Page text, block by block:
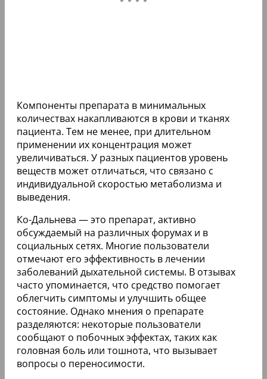
Компоненты препарата в минимальных
количествах накапливаются в крови и тканях
пациента. Тем не менее, при длительном
применении их концентрация может
увеличиваться. У разных пациентов уровень
веществ может отличаться, что связано с
индивидуальной скоростью метаболизма и
выведения.
Ко-Дальнева — это препарат, активно
обсуждаемый на различных форумах и в
социальных сетях. Многие пользователи
отмечают его эффективность в лечении
заболеваний дыхательной системы. В отзывах
часто упоминается, что средство помогает
облегчить симптомы и улучшить общее
состояние. Однако мнения о препарате
разделяются: некоторые пользователи
сообщают о побочных эффектах, таких как
головная боль или тошнота, что вызывает
вопросы о переносимости.